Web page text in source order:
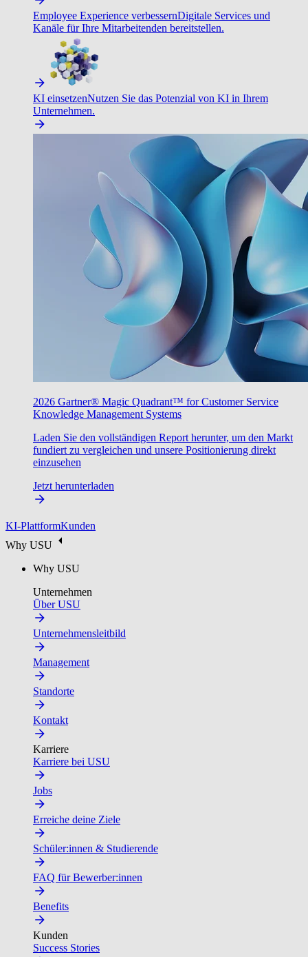
Employee Experience verbessernDigitale Services und
Kanäle für Ihre Mitarbeitenden bereitstellen.
KI einsetzenNutzen Sie das Potenzial von KI in Ihrem
Unternehmen.
2026 Gartner® Magic Quadrant™ for Customer Service
Knowledge Management Systems
Laden Sie den vollständigen Report herunter, um den Markt
fundiert zu vergleichen und unsere Positionierung direkt
einzusehen
Jetzt herunterladen
KI-PlattformKunden
Why USU
Why USU
Unternehmen
Über USU
Unternehmensleitbild
Management
Standorte
Kontakt
Karriere
Karriere bei USU
Jobs
Erreiche deine Ziele
Schüler:innen & Studierende
FAQ für Bewerber:innen
Benefits
Kunden
Success Stories